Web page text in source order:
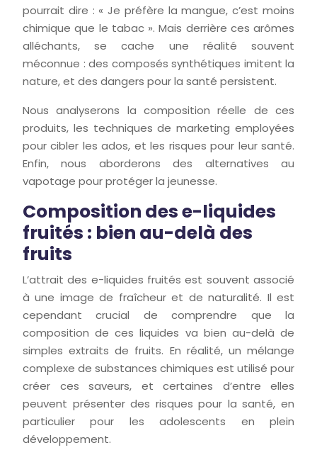
pourrait dire : « Je préfère la mangue, c’est moins
chimique que le tabac ». Mais derrière ces arômes
alléchants, se cache une réalité souvent
méconnue : des composés synthétiques imitent la
nature, et des dangers pour la santé persistent.
Nous analyserons la composition réelle de ces
produits, les techniques de marketing employées
pour cibler les ados, et les risques pour leur santé.
Enfin, nous aborderons des alternatives au
vapotage pour protéger la jeunesse.
Composition des e-liquides
fruités : bien au-delà des
fruits
L’attrait des e-liquides fruités est souvent associé
à une image de fraîcheur et de naturalité. Il est
cependant crucial de comprendre que la
composition de ces liquides va bien au-delà de
simples extraits de fruits. En réalité, un mélange
complexe de substances chimiques est utilisé pour
créer ces saveurs, et certaines d’entre elles
peuvent présenter des risques pour la santé, en
particulier pour les adolescents en plein
développement.